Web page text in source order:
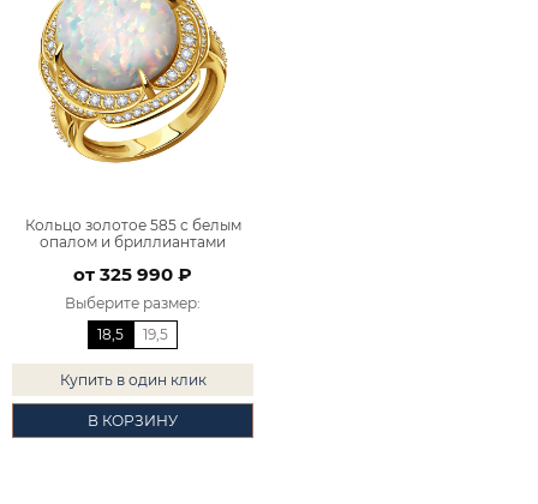
Кольцо золотое 585 с белым
опалом и бриллиантами
от 325 990 ₽
Выберите размер:
18,5
19,5
Купить в один клик
В КОРЗИНУ